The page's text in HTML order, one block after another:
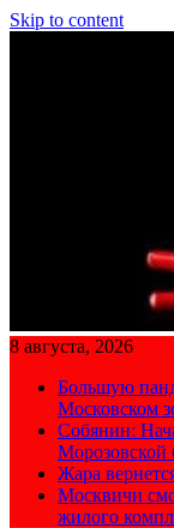
Skip to content
8 августа, 2026
Большую
Московском
Собянин:
Морозовской
Жара
Москвичи
жилого